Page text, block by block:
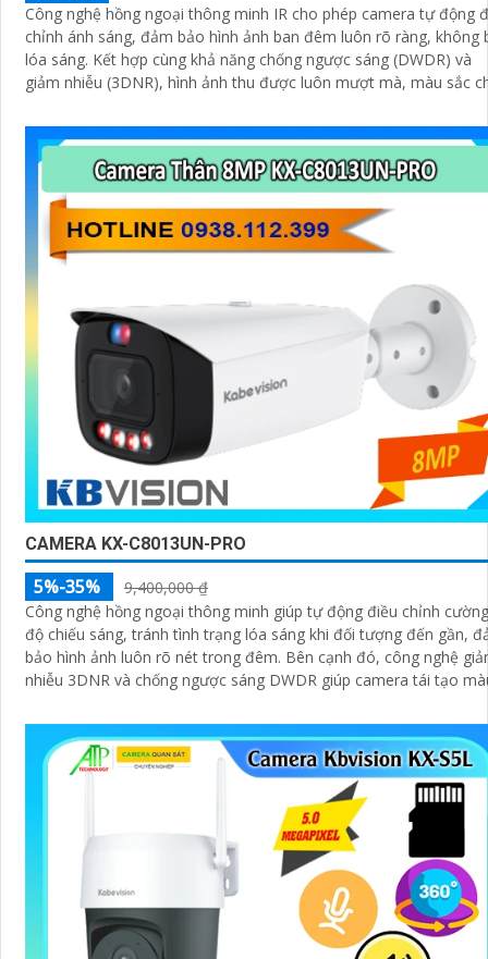
Công nghệ hồng ngoại thông minh IR cho phép camera tự động
chỉnh ánh sáng, đảm bảo hình ảnh ban đêm luôn rõ ràng, không
lóa sáng. Kết hợp cùng khả năng chống ngược sáng (DWDR) và
giảm nhiễu (3DNR), hình ảnh thu được luôn mượt mà, màu sắc
ánh sáng phức tạp như ngược sáng hoặc chói nắng
CAMERA KX-C8013UN-PRO
5%-35%
9,400,000 ₫
Công nghệ hồng ngoại thông minh giúp tự động điều chỉnh cường
độ chiếu sáng, tránh tình trạng lóa sáng khi đối tượng đến gần,
bảo hình ảnh luôn rõ nét trong đêm. Bên cạnh đó, công nghệ giảm
nhiễu 3DNR và chống ngược sáng DWDR giúp camera tái tạo
ngược sáng mạnh hay thiếu sáng